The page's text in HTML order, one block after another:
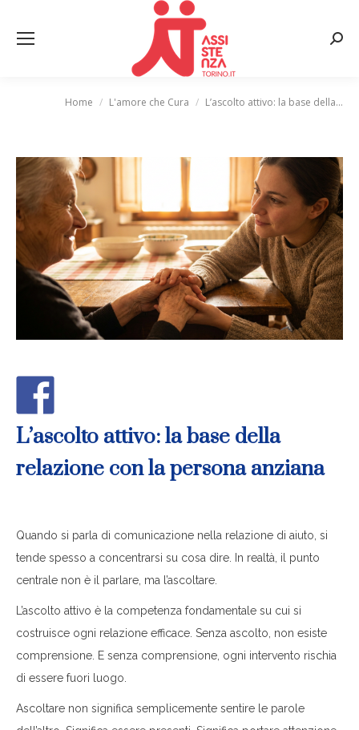
Tu sei qui:Home L'amore che Cura L’ascolto attivo: la base della…
L’ascolto attivo: la base della
relazione con la persona anziana
Quando si parla di comunicazione nella relazione di aiuto, si
tende spesso a concentrarsi su cosa dire. In realtà, il punto
centrale non è il parlare, ma l’ascoltare.
L’ascolto attivo è la competenza fondamentale su cui si
costruisce ogni relazione efficace. Senza ascolto, non esiste
comprensione. E senza comprensione, ogni intervento rischia
di essere fuori luogo.
Ascoltare non significa semplicemente sentire le parole